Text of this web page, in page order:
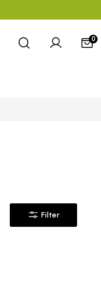
0
Filter